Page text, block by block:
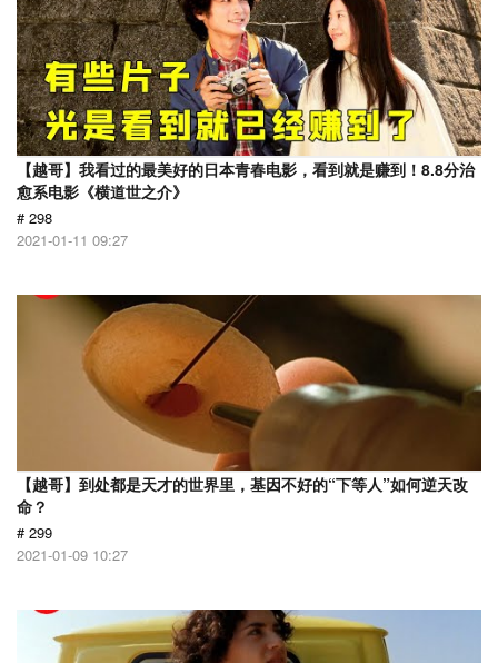
【越哥】我看过的最美好的日本青春电影，看到就是赚到！8.8分治
愈系电影《横道世之介》
# 298
2021-01-11 09:27
【越哥】到处都是天才的世界里，基因不好的“下等人”如何逆天改
命？
# 299
2021-01-09 10:27